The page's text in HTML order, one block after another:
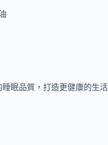
眠品質，打造更健康的生活